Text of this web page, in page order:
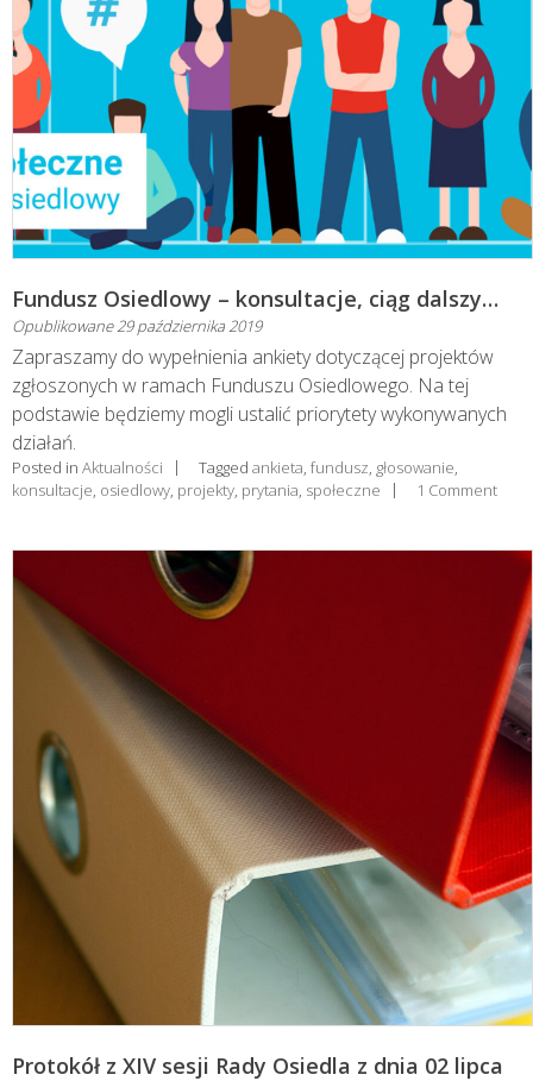
Fundusz Osiedlowy – konsultacje, ciąg dalszy…
Opublikowane29 października 2019
Zapraszamy do wypełnienia ankiety dotyczącej projektów
zgłoszonych w ramach Funduszu Osiedlowego. Na tej
podstawie będziemy mogli ustalić priorytety wykonywanych
działań.
Posted in Aktualności Tagged ankieta, fundusz, głosowanie,
konsultacje, osiedlowy, projekty, prytania, społeczne 1 Comment
Protokół z XIV sesji Rady Osiedla z dnia 02 lipca